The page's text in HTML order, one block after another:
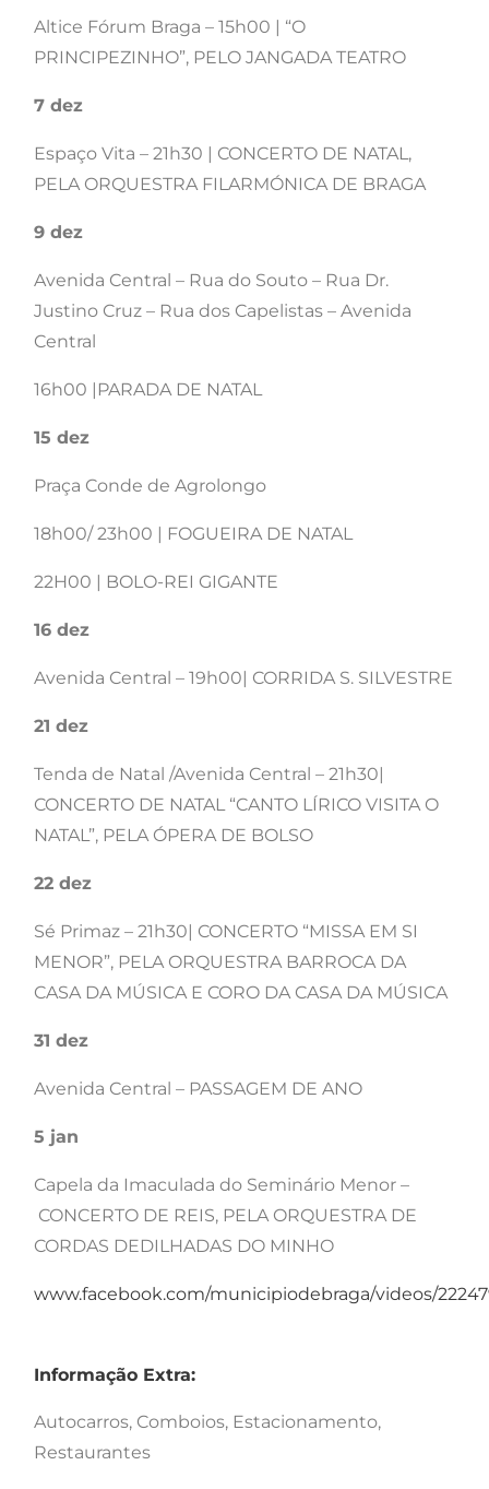
Altice Fórum Braga – 15h00 | “O
PRINCIPEZINHO”, PELO JANGADA TEATRO
7 dez
Espaço Vita – 21h30 | CONCERTO DE NATAL,
PELA ORQUESTRA FILARMÓNICA DE BRAGA
9 dez
Avenida Central – Rua do Souto – Rua Dr.
Justino Cruz – Rua dos Capelistas – Avenida
Central
16h00 |PARADA DE NATAL
15 dez
Praça Conde de Agrolongo
18h00/ 23h00 | FOGUEIRA DE NATAL
22H00 | BOLO-REI GIGANTE
16 dez
Avenida Central – 19h00| CORRIDA S. SILVESTRE
21 dez
Tenda de Natal /Avenida Central – 21h30|
CONCERTO DE NATAL “CANTO LÍRICO VISITA O
NATAL”, PELA ÓPERA DE BOLSO
22 dez
Sé Primaz – 21h30| CONCERTO “MISSA EM SI
MENOR”, PELA ORQUESTRA BARROCA DA
CASA DA MÚSICA E CORO DA CASA DA MÚSICA
31 dez
Avenida Central – PASSAGEM DE ANO
5 jan
Capela da Imaculada do Seminário Menor –
CONCERTO DE REIS, PELA ORQUESTRA DE
CORDAS DEDILHADAS DO MINHO
www.facebook.com/municipiodebraga/videos/
Informação Extra:
Autocarros, Comboios, Estacionamento,
Restaurantes